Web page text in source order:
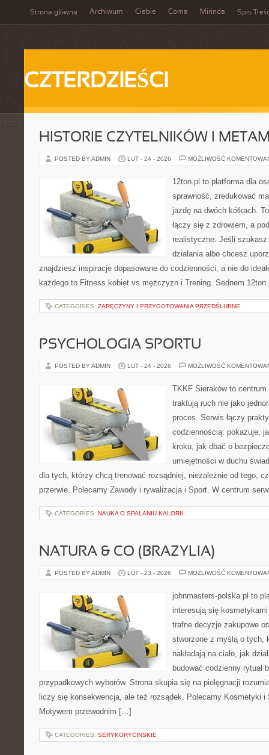
Strona główna Archiwum Ciebie Coma Mirinda Spis
CZTERDZIEŚCI
HISTORIE CZYTELNIKÓW I
POSTED BY ADMIN LUT - 24 - 2026 MOŻLIWOŚĆ
12ton.pl to platforma dla
sprawność, zredukować
jazdę na dwóch kółkach.
łączy się z zdrowiem, a
realistyczne. Jeśli
działania albo chcesz
znajdziesz inspiracje dopasowane do codzienności, a nie do
każdego to Fitness kobiet vs mężczyzn i Trening. Sednem
CATEGORIES: ZARĘCZYNY I PRZYGOTOWANIA PRZEDŚLUBNE
PSYCHOLOGIA SPORTU
POSTED BY ADMIN LUT - 24 - 2026 MOŻLIWOŚĆ
TKKF Sieraków to
traktują ruch nie jako
proces. Serwis łączy
codziennością: pokazuje,
kroku, jak dbać o
umiejętności w duchu
dla tych, którzy chcą trenować rozsądniej, niezależnie od tego,
przerwie. Polecamy Zawody i rywalizacja i Sport. W centrum
CATEGORIES: NAUKA O SPALANIU KALORII
NATURA & CO (BRAZYLIA)
POSTED BY ADMIN LUT - 23 - 2026 MOŻLIWOŚĆ
johnmasters-polska.pl to
interesują się
trafne decyzje zakupowe
stworzone z myślą o tych,
nakładają na ciało, jak
budować codzienny rytuał
przypadkowych wyborów. Strona skupia się na pielęgnacji
liczy się konsekwencja, ale też rozsądek. Polecamy Kosmetyki i
Motywem przewodnim […]
CATEGORIES: SERYKORYCINSKIE